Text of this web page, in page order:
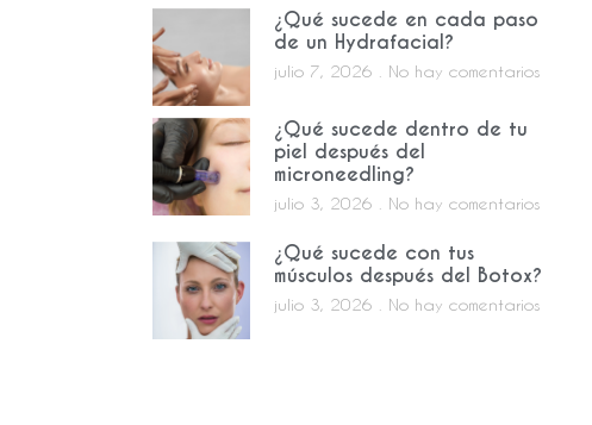
¿Qué sucede en cada paso
de un Hydrafacial?
julio 7, 2026 No hay comentarios
¿Qué sucede dentro de tu
piel después del
microneedling?
julio 3, 2026 No hay comentarios
¿Qué sucede con tus
músculos después del Botox?
julio 3, 2026 No hay comentarios